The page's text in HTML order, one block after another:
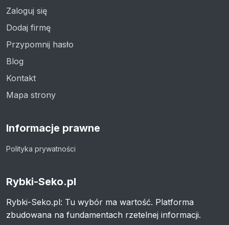
Zaloguj się
Dodaj firmę
Przypomnij hasło
Blog
Kontakt
Mapa strony
Informacje prawne
Polityka prywatności
Rybki-Seko.pl
Rybki-Seko.pl: Tu wybór ma wartość. Platforma
zbudowana na fundamentach rzetelnej informacji.